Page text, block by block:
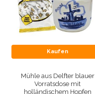
Kaufen
Mühle aus Delfter blauer
Vorratsdose mit
holländischem Hopfen